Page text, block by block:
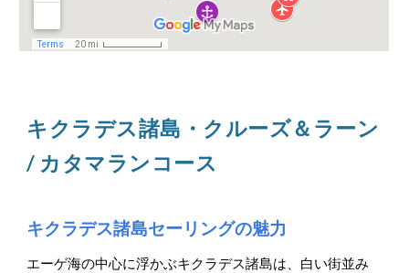
キクラデス諸島・クルーズ＆ラーン
/ カタマランコース
キクラデス諸島セーリングの魅力
エーゲ海の中心に浮かぶキクラデス諸島は、白い街並み